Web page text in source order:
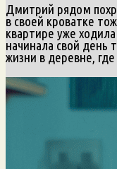
Дмитрий рядом
в своей кроватке
квартире уже
начинала свой день
жизни в деревне,